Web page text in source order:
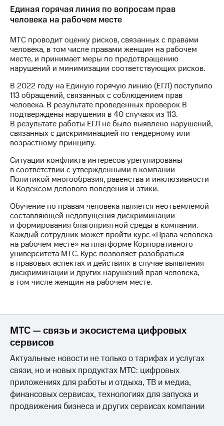
Единая горячая линия по вопросам прав
человека на рабочем месте
МТС проводит оценку рисков, связанных с правами
человека, в том числе правами женщин на рабочем
месте, и принимает меры по предотвращению
нарушений и минимизации соответствующих рисков.
В 2022 году на Единую горячую линию (ЕГЛ) поступило
113 обращений, связанных с соблюдением прав
человека. В результате проведенных проверок В
подтверждены нарушения в 40 случаях из 113.
В результате работы ЕГЛ не было выявлено нарушений,
связанных с дискриминацией по гендерному или
возрастному принципу.
Ситуации конфликта интересов урегулированы
в соответствии с утвержденными в компании
Политикой многообразия, равенства и инклюзивности
и Кодексом делового поведения и этики.
Обучение по правам человека является неотъемлемой
составляющей недопущения дискриминации
и формирования благоприятной среды в компании.
Каждый сотрудник может пройти курс «Права человека
на рабочем месте» на платформе Корпоративного
университета МТС. Курс позволяет разобраться
в правовых аспектах и действиях в случае выявления
дискриминации и других нарушений прав человека,
в том числе женщин на рабочем месте.
МТС — связь и экосистема цифровых
сервисов
Актуальные новости не только о тарифах и услугах
связи, но и новых продуктах МТС: цифровых
приложениях для работы и отдыха, ТВ и медиа,
финансовых сервисах, технологиях для запуска и
продвижения бизнеса и других сервисах компании